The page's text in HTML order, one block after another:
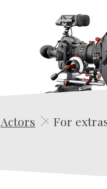
Actors For